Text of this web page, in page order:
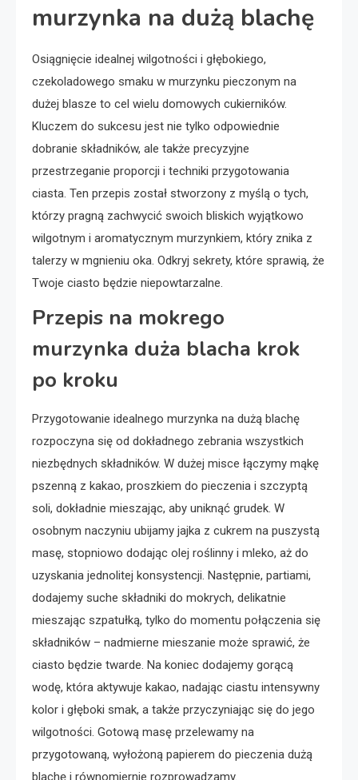
murzynka na dużą blachę
Osiągnięcie idealnej wilgotności i głębokiego,
czekoladowego smaku w murzynku pieczonym na
dużej blasze to cel wielu domowych cukierników.
Kluczem do sukcesu jest nie tylko odpowiednie
dobranie składników, ale także precyzyjne
przestrzeganie proporcji i techniki przygotowania
ciasta. Ten przepis został stworzony z myślą o tych,
którzy pragną zachwycić swoich bliskich wyjątkowo
wilgotnym i aromatycznym murzynkiem, który znika z
talerzy w mgnieniu oka. Odkryj sekrety, które sprawią, że
Twoje ciasto będzie niepowtarzalne.
Przepis na mokrego
murzynka duża blacha krok
po kroku
Przygotowanie idealnego murzynka na dużą blachę
rozpoczyna się od dokładnego zebrania wszystkich
niezbędnych składników. W dużej misce łączymy mąkę
pszenną z kakao, proszkiem do pieczenia i szczyptą
soli, dokładnie mieszając, aby uniknąć grudek. W
osobnym naczyniu ubijamy jajka z cukrem na puszystą
masę, stopniowo dodając olej roślinny i mleko, aż do
uzyskania jednolitej konsystencji. Następnie, partiami,
dodajemy suche składniki do mokrych, delikatnie
mieszając szpatułką, tylko do momentu połączenia się
składników – nadmierne mieszanie może sprawić, że
ciasto będzie twarde. Na koniec dodajemy gorącą
wodę, która aktywuje kakao, nadając ciastu intensywny
kolor i głęboki smak, a także przyczyniając się do jego
wilgotności. Gotową masę przelewamy na
przygotowaną, wyłożoną papierem do pieczenia dużą
blachę i równomiernie rozprowadzamy.